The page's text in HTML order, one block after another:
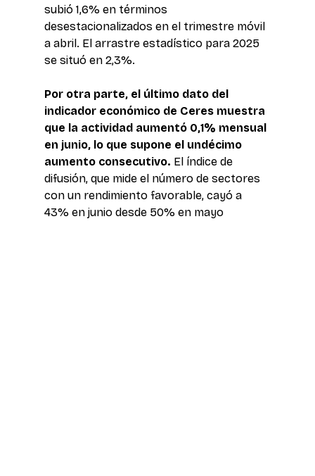
subió 1,6% en términos
desestacionalizados en el trimestre móvil
a abril. El arrastre estadístico para 2025
se situó en 2,3%.
Por otra parte, el último dato del
indicador económico de Ceres muestra
que la actividad aumentó 0,1% mensual
en junio, lo que supone el undécimo
aumento consecutivo. El índice de
difusión, que mide el número de sectores
con un rendimiento favorable, cayó a
43% en junio desde 50% en mayo